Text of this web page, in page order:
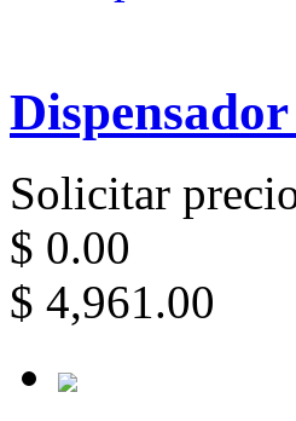
Solicitar
$ 0.00
$ 4,961.00